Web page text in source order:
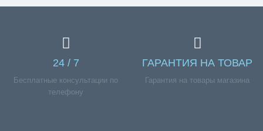
24 / 7
Бесплатные консультации по
телефону
ГАРАНТИЯ НА ТОВАР
Гарантия на товары магазина